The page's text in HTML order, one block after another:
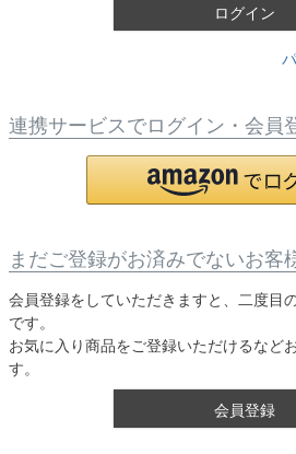
ログイン
連携サービスでログイン・会員
まだご登録がお済みでないお客
会員登録をしていただきますと、二度目
です。
お気に入り商品をご登録いただけるなど
す。
会員登録